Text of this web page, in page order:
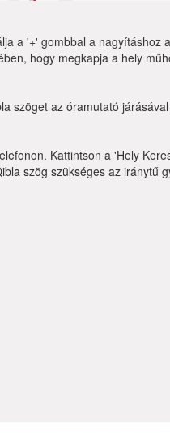
a '+' gombbal a nagyításhoz
hogy megkapja a hely
szöget az óramutató
Kattintson a 'Hely
szög szükséges az iránytű